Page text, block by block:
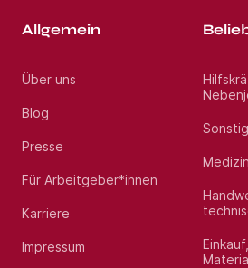
Allgemein
Über uns
Blog
Presse
Für Arbeitgeber*innen
Karriere
Impressum